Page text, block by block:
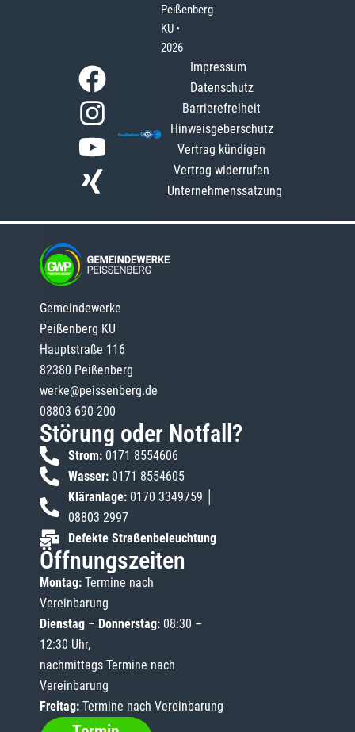
Peißenberg
KU •
2026
Impressum
Datenschutz
Barrierefreiheit
Hinweisgeberschutz
Vertrag kündigen
Vertrag widerrufen
Unternehmenssatzung
Gemeindewerke
Peißenberg KU
Hauptstraße 116
82380 Peißenberg
werke@peissenberg.de
08803 690-200
Störung oder Notfall?
Strom: 0171 8554606
Wasser: 0171 8554605
Kläranlage: 0170 3349759 │
08803 2997
Defekte Straßenbeleuchtung
Öffnungszeiten
Montag: Termine nach
Vereinbarung
Dienstag – Donnerstag: 08:30 –
12:30 Uhr,
nachmittags Termine nach
Vereinbarung
Freitag: Termine nach Vereinbarung